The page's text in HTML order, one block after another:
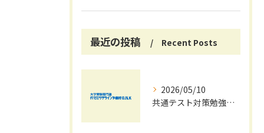
最近の投稿 Recent Posts
2026/05/10
共通テスト対策勉強は早めに始めましょう！